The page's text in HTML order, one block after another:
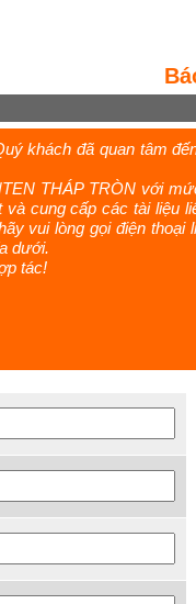
khách đã quan tâm
THÁP TRÒN với
cung cấp các tài liệu
vui lòng gọi điện
dưới.
tác!